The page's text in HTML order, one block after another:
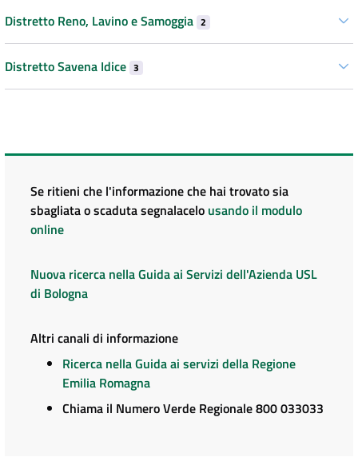
Distretto Reno, Lavino e Samoggia 2
Distretto Savena Idice 3
Se ritieni che l'informazione che hai trovato sia
sbagliata o scaduta segnalacelo usando il modulo
online
Nuova ricerca nella Guida ai Servizi dell'Azienda USL
di Bologna
Altri canali di informazione
Ricerca nella Guida ai servizi della Regione
Emilia Romagna
Chiama il Numero Verde Regionale 800 033033